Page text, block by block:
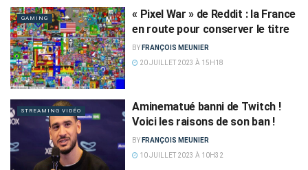
GAMING
« Pixel War » de Reddit : la France
en route pour conserver le titre
BY FRANÇOIS MEUNIER
20 JUILLET 2023 À 15H18
STREAMING VIDÉO
Aminematué banni de Twitch !
Voici les raisons de son ban !
BY FRANÇOIS MEUNIER
10 JUILLET 2023 À 10H32